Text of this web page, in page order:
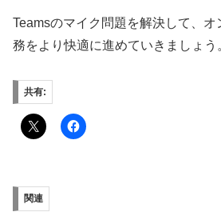
Teamsのマイク問題を解決して、
務をより快適に進めていきましょう
共有:
関連